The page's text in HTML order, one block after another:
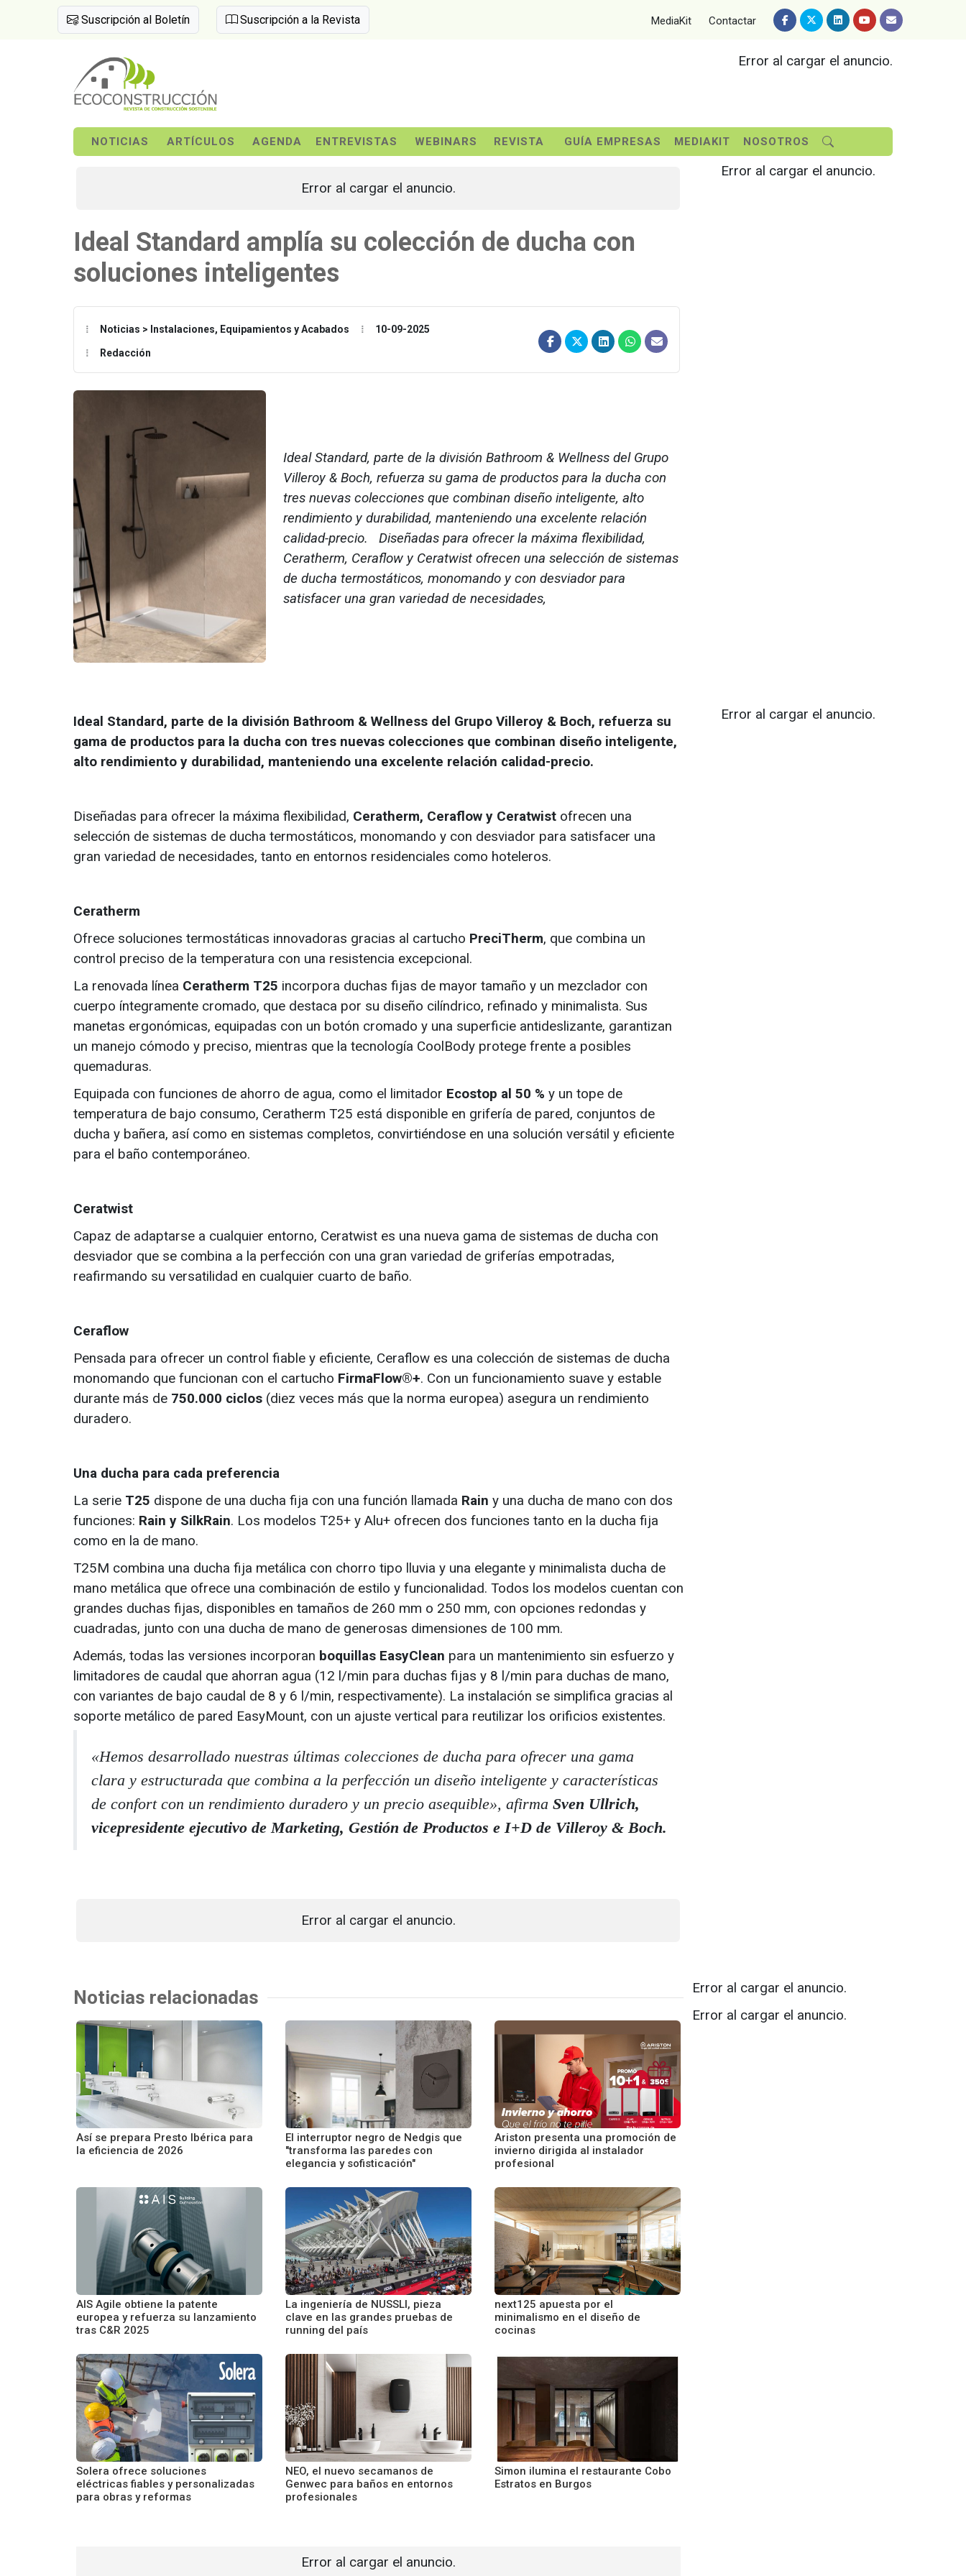
Suscripción al Boletín Suscripción a la Revista MediaKit Contactar
Error al cargar el anuncio.
NOTICIAS ARTÍCULOS AGENDA ENTREVISTAS WEBINARS REVISTA GUÍA EMPRESAS MEDIAKIT NOSOTROS
Error al cargar el anuncio.
Ideal Standard amplía su colección de ducha con
soluciones inteligentes
Noticias > Instalaciones, Equipamientos y Acabados 10-09-2025
Redacción
Ideal Standard, parte de la división Bathroom & Wellness del Grupo
Villeroy & Boch, refuerza su gama de productos para la ducha con
tres nuevas colecciones que combinan diseño inteligente, alto
rendimiento y durabilidad, manteniendo una excelente relación
calidad-precio. Diseñadas para ofrecer la máxima flexibilidad,
Ceratherm, Ceraflow y Ceratwist ofrecen una selección de sistemas
de ducha termostáticos, monomando y con desviador para
satisfacer una gran variedad de necesidades,
Error al cargar el anuncio.
Ideal Standard, parte de la división Bathroom & Wellness del Grupo Villeroy & Boch, refuerza su
gama de productos para la ducha con tres nuevas colecciones que combinan diseño inteligente,
alto rendimiento y durabilidad, manteniendo una excelente relación calidad-precio.
Diseñadas para ofrecer la máxima flexibilidad, Ceratherm, Ceraflow y Ceratwist ofrecen una
selección de sistemas de ducha termostáticos, monomando y con desviador para satisfacer una
gran variedad de necesidades, tanto en entornos residenciales como hoteleros.
Ceratherm
Ofrece soluciones termostáticas innovadoras gracias al cartucho PreciTherm, que combina un
control preciso de la temperatura con una resistencia excepcional.
La renovada línea Ceratherm T25 incorpora duchas fijas de mayor tamaño y un mezclador con
cuerpo íntegramente cromado, que destaca por su diseño cilíndrico, refinado y minimalista. Sus
manetas ergonómicas, equipadas con un botón cromado y una superficie antideslizante, garantizan
un manejo cómodo y preciso, mientras que la tecnología CoolBody protege frente a posibles
quemaduras.
Equipada con funciones de ahorro de agua, como el limitador Ecostop al 50 % y un tope de
temperatura de bajo consumo, Ceratherm T25 está disponible en grifería de pared, conjuntos de
ducha y bañera, así como en sistemas completos, convirtiéndose en una solución versátil y eficiente
para el baño contemporáneo.
Ceratwist
Capaz de adaptarse a cualquier entorno, Ceratwist es una nueva gama de sistemas de ducha con
desviador que se combina a la perfección con una gran variedad de griferías empotradas,
reafirmando su versatilidad en cualquier cuarto de baño.
Ceraflow
Pensada para ofrecer un control fiable y eficiente, Ceraflow es una colección de sistemas de ducha
monomando que funcionan con el cartucho FirmaFlow®+. Con un funcionamiento suave y estable
durante más de 750.000 ciclos (diez veces más que la norma europea) asegura un rendimiento
duradero.
Una ducha para cada preferencia
La serie T25 dispone de una ducha fija con una función llamada Rain y una ducha de mano con dos
funciones: Rain y SilkRain. Los modelos T25+ y Alu+ ofrecen dos funciones tanto en la ducha fija
como en la de mano.
T25M combina una ducha fija metálica con chorro tipo lluvia y una elegante y minimalista ducha de
mano metálica que ofrece una combinación de estilo y funcionalidad. Todos los modelos cuentan con
grandes duchas fijas, disponibles en tamaños de 260 mm o 250 mm, con opciones redondas y
cuadradas, junto con una ducha de mano de generosas dimensiones de 100 mm.
Además, todas las versiones incorporan boquillas EasyClean para un mantenimiento sin esfuerzo y
limitadores de caudal que ahorran agua (12 l/min para duchas fijas y 8 l/min para duchas de mano,
con variantes de bajo caudal de 8 y 6 l/min, respectivamente). La instalación se simplifica gracias al
soporte metálico de pared EasyMount, con un ajuste vertical para reutilizar los orificios existentes.
«Hemos desarrollado nuestras últimas colecciones de ducha para ofrecer una gama
clara y estructurada que combina a la perfección un diseño inteligente y características
de confort con un rendimiento duradero y un precio asequible», afirma Sven Ullrich,
vicepresidente ejecutivo de Marketing, Gestión de Productos e I+D de Villeroy & Boch.
Error al cargar el anuncio.
Error al cargar el anuncio.
Noticias relacionadas
Así se prepara Presto Ibérica para
la eficiencia de 2026
El interruptor negro de Nedgis que
"transforma las paredes con
elegancia y sofisticación"
Ariston presenta una promoción de
invierno dirigida al instalador
profesional
AIS Agile obtiene la patente
europea y refuerza su lanzamiento
tras C&R 2025
La ingeniería de NUSSLI, pieza
clave en las grandes pruebas de
running del país
next125 apuesta por el
minimalismo en el diseño de
cocinas
Solera ofrece soluciones
eléctricas fiables y personalizadas
para obras y reformas
NEO, el nuevo secamanos de
Genwec para baños en entornos
profesionales
Simon ilumina el restaurante Cobo
Estratos en Burgos
Error al cargar el anuncio.
Error al cargar el anuncio.
Error al cargar el anuncio.